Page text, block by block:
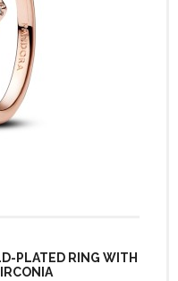
PLATED RING WITH